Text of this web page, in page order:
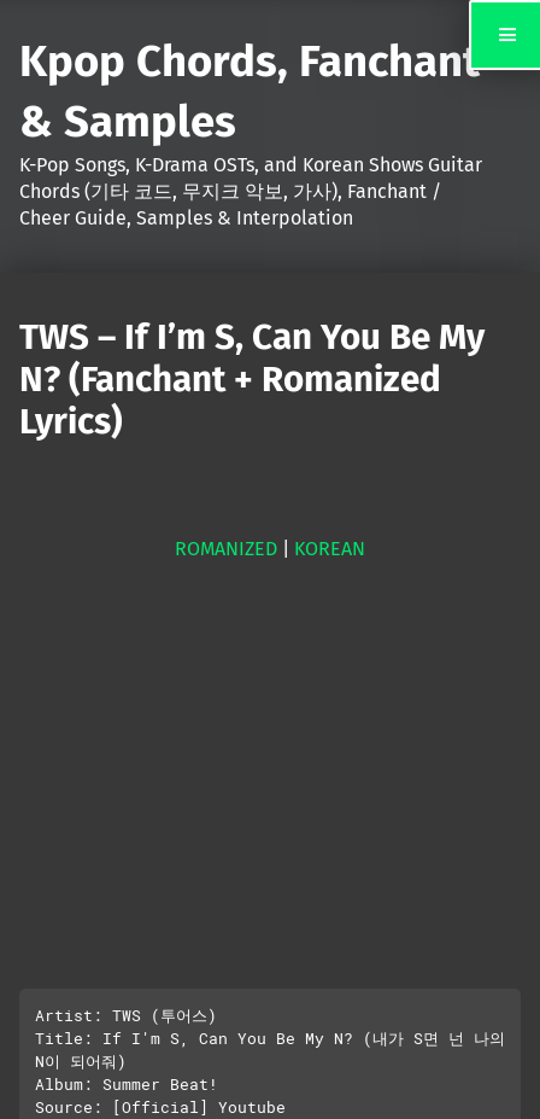
Kpop Chords, Fanchant
& Samples
K-Pop Songs, K-Drama OSTs, and Korean Shows Guitar
Chords (기타 코드, 무지크 악보, 가사), Fanchant /
Cheer Guide, Samples & Interpolation
TWS – If I’m S, Can You Be My
N? (Fanchant + Romanized
Lyrics)
ROMANIZED KOREAN
Artist: TWS (투어스)
Title: If I'm S, Can You Be My N? (내가 S면 넌 나의
N이 되어줘)
Album: Summer Beat!